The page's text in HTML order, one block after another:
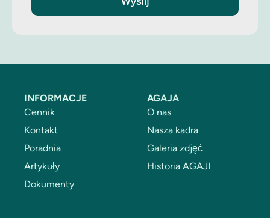
AGAJA
O nas
Nasza kadra
Galeria zdjęć
Historia AGAJI
INFORMACJE
Cennik
Kontakt
Poradnia
Artykuły
Dokumenty